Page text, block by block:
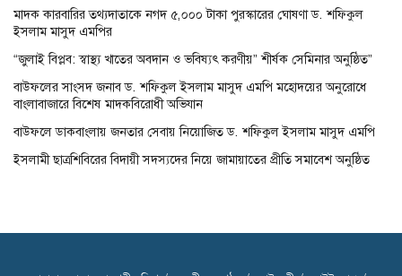
মাদক কারবারির তথ্যদাতাকে নগদ ৫,০০০ টাকা পুরস্কারের ঘোষণা ড. শফিকুল
ইসলাম মাসুদ এমপির
“জুলাই বিপ্লব: স্বাস্থ্য খাতের অবদান ও ভবিষ্যৎ করণীয়” শীর্ষক সেমিনার অনুষ্ঠিত”
বাউফলের সাংসদ জনাব ড. শফিকুল ইসলাম মাসুদ এমপি মহোদয়ের অনুরোধে
বাংলাবাজারে বিশেষ মাদকবিরোধী অভিযান
বাউফলে ডাকবাংলায় জনতার সেবায় নিয়োজিত ড. শফিকুল ইসলাম মাসুদ এমপি
ইসলামী ছাত্রশিবিরের বিদায়ী সদস্যদের নিয়ে জামায়াতের প্রীতি সমাবেশ অনুষ্ঠিত